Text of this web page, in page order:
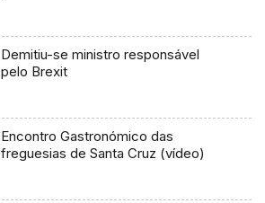
Demitiu-se ministro responsável
pelo Brexit
Encontro Gastronómico das
freguesias de Santa Cruz (vídeo)